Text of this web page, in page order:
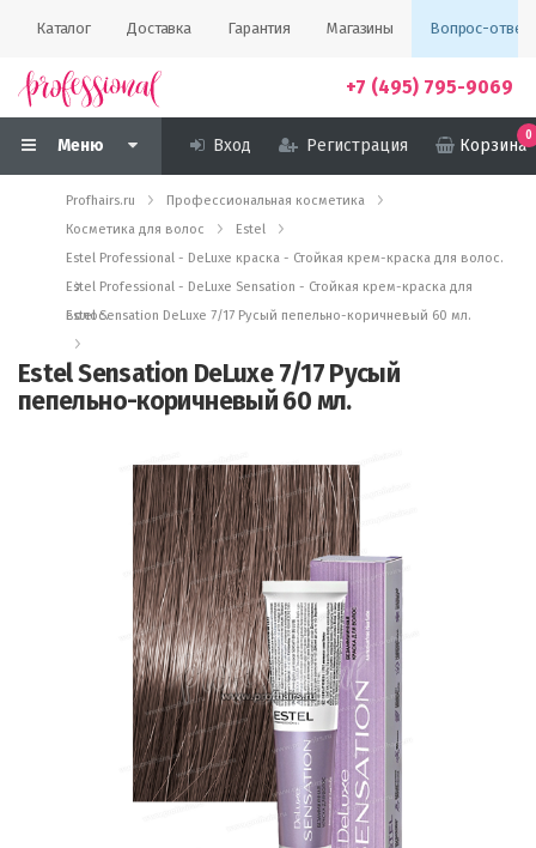
Каталог Доставка Гарантия Магазины Вопрос-ответ
+7 (495) 795-9069
Меню Вход Регистрация Корзина
0
Profhairs.ru
Профессиональная косметика
Косметика для волос
Estel
Estel Professional - DeLuxe краска - Стойкая крем-краска для волос.
Estel Professional - DeLuxe Sensation - Стойкая крем-краска для
волос.
Estel Sensation DeLuxe 7/17 Русый пепельно-коричневый 60 мл.
Estel Sensation DeLuxe 7/17 Русый
пепельно-коричневый 60 мл.